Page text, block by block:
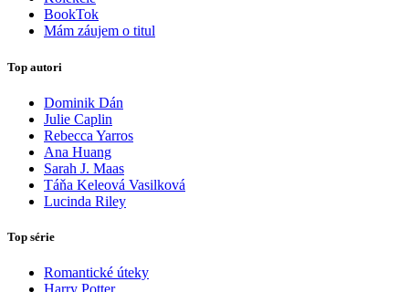
BookTok
Mám záujem o titul
Top autori
Dominik Dán
Julie Caplin
Rebecca Yarros
Ana Huang
Sarah J. Maas
Táňa Keleová Vasilková
Lucinda Riley
Top série
Romantické úteky
Harry Potter